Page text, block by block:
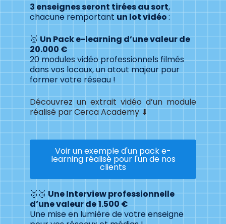
3 enseignes seront tirées au sort,
chacune remportant un lot vidéo:
🥇Un Pack e-learning d’une valeur de
20.000 €
20 modules vidéo professionnels filmés
dans vos locaux, un atout majeur pour
former votre réseau !
Découvrez un extrait vidéo d’un module
réalisé par Cerca Academy ⬇
Voir un exemple d'un pack e-
learning réalisé pour l'un de nos
clients
🥈🥉Une Interview professionnelle
d’une valeur de1.500 €
Une mise en lumière de votre enseigne